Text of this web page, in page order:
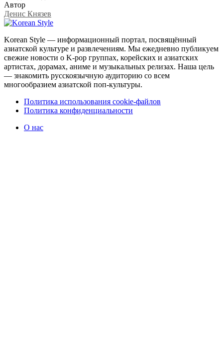
Автор
Денис Князев
Korean Style — информационный портал, посвящённый
азиатской культуре и развлечениям. Мы ежедневно публикуем
свежие новости о K-pop группах, корейских и азиатских
артистах, дорамах, аниме и музыкальных релизах. Наша цель
— знакомить русскоязычную аудиторию со всем
многообразием азиатской поп-культуры.
Политика использования cookie-файлов
Политика конфиденциальности
О нас